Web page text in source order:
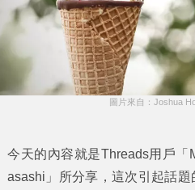
圖片來自：Joshua
今天的內容就是Threads用戶「
asashi」所分享，這次引起話題